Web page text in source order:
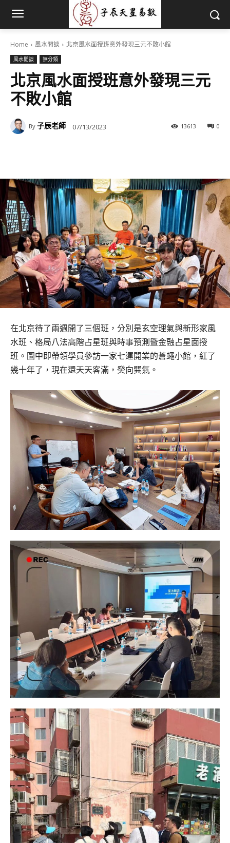
Home 風水閒談 北京風水面授班意外發現三元不敗小館
風水閒談 無分類
北京風水面授班意外發現三元
不敗小館
By 子辰老師 07/13/2023 0
13613
在北京待了兩週開了三個班，分別是玄空理氣與新形家風
水班、格局八法高階占星班與時事預測暨金融占星面授
班。圖中即帶領學員參訪一家七運開業的蒼蠅小館，紅了
幾十年了，現在還天天客滿，癸向巽氣。